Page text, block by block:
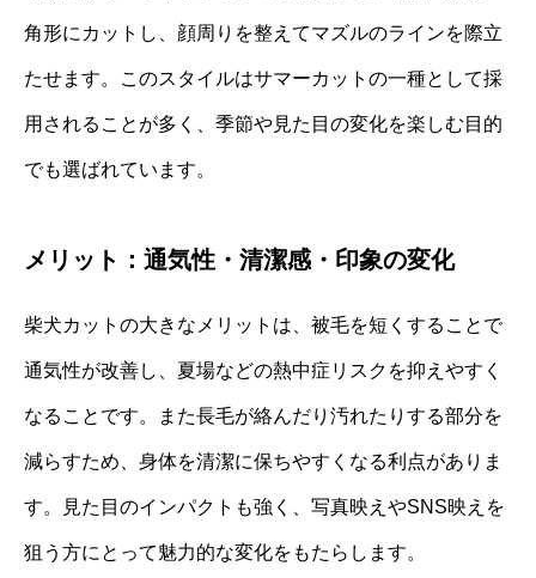
角形にカットし、顔周りを整えてマズルのラインを際立
たせます。このスタイルはサマーカットの一種として採
用されることが多く、季節や見た目の変化を楽しむ目的
でも選ばれています。
メリット：通気性・清潔感・印象の変化
柴犬カットの大きなメリットは、被毛を短くすることで
通気性が改善し、夏場などの熱中症リスクを抑えやすく
なることです。また長毛が絡んだり汚れたりする部分を
減らすため、身体を清潔に保ちやすくなる利点がありま
す。見た目のインパクトも強く、写真映えやSNS映えを
狙う方にとって魅力的な変化をもたらします。